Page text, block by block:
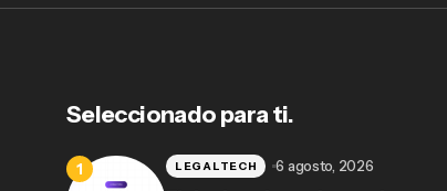
Seleccionado para ti.
LEGALTECH 6 agosto, 2026